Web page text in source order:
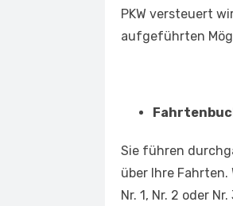
PKW versteuert
aufgeführten
Sie führen
über Ihre
Nr. 1, Nr. 2 oder